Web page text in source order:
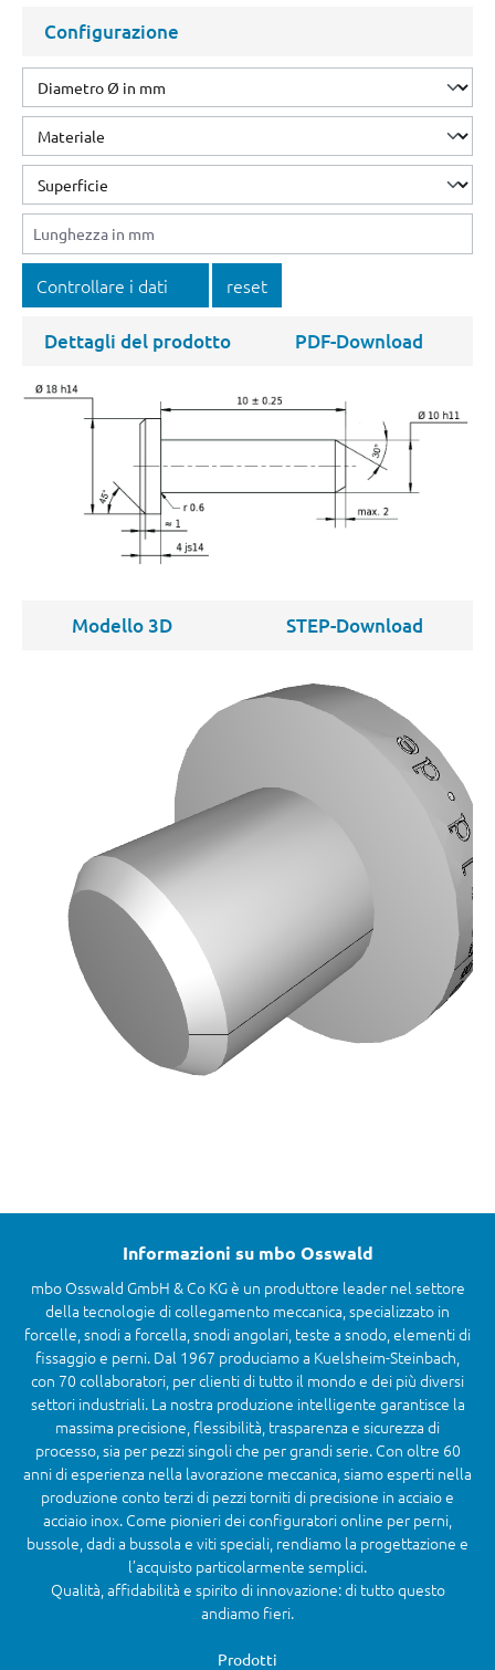
Configurazione
Controllare i dati reset
Dettagli del prodotto PDF-Download
Modello 3D STEP-Download
Informazioni su mbo Osswald
mbo Osswald GmbH & Co KG è un produttore leader nel settore
della tecnologie di collegamento meccanica, specializzato in
forcelle, snodi a forcella, snodi angolari, teste a snodo, elementi di
fissaggio e perni. Dal 1967 produciamo a Kuelsheim-Steinbach,
con 70 collaboratori, per clienti di tutto il mondo e dei più diversi
settori industriali. La nostra produzione intelligente garantisce la
massima precisione, flessibilità, trasparenza e sicurezza di
processo, sia per pezzi singoli che per grandi serie. Con oltre 60
anni di esperienza nella lavorazione meccanica, siamo esperti nella
produzione conto terzi di pezzi torniti di precisione in acciaio e
acciaio inox. Come pionieri dei configuratori online per perni,
bussole, dadi a bussola e viti speciali, rendiamo la progettazione e
l’acquisto particolarmente semplici.
Qualità, affidabilità e spirito di innovazione: di tutto questo
andiamo fieri.
Prodotti